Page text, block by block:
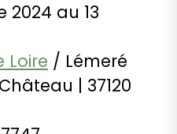
2024 au 13
Loire / Lémeré
| 37120